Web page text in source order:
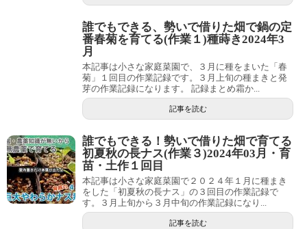
誰でもできる、勢いで借りた畑で鍋の定
番春菊を育てる(作業１)種蒔き2024年3
月
本記事は小さな家庭菜園で、３月に種をまいた「春
菊」１回目の作業記録です。３月上旬の種まきと発
芽の作業記録になります。 記録まとめ霜か...
記事を読む
誰でもできる！勢いで借りた畑で育てる
初夏秋の長ナス(作業３)2024年03月・育
苗・土作１回目
本記事は小さな家庭菜園で２０２４年１月に種まき
をした「初夏秋の長ナス」の３回目の作業記録で
す。３月上旬から３月中旬の作業記録になり...
記事を読む